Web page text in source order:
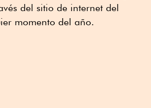
del sitio de internet del
momento del año.